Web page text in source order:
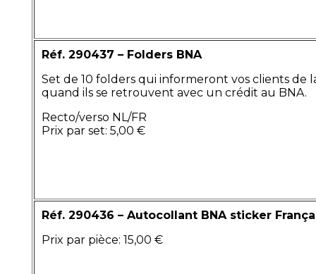
Réf. 290437 – Folders BNA
Set de 10 folders qui informeront vos clients de
quand ils se retrouvent avec un crédit au BNA.
Recto/verso NL/FR
Prix par set: 5,00 €
Réf. 290436 – Autocollant BNA sticker
Prix par pièce: 15,00 €